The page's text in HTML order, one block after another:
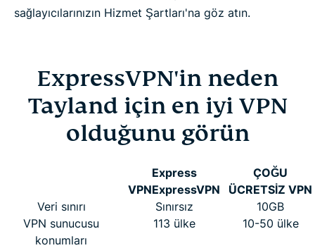
sağlayıcılarınızın Hizmet Şartları'na göz atın.
ExpressVPN'in neden
Tayland için en iyi VPN
olduğunu görün
Express
VPNExpressVPN
ÇOĞU
ÜCRETSİZ VPN
Veri sınırı
Sınırsız
10GB
VPN sunucusu
konumları
113 ülke 10-50 ülke